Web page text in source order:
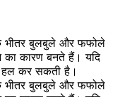
भीतर बुलबुले और फफोले
कारण बनते हैं। यदि
हल कर सकती है।
भीतर बुलबुले और फफोले